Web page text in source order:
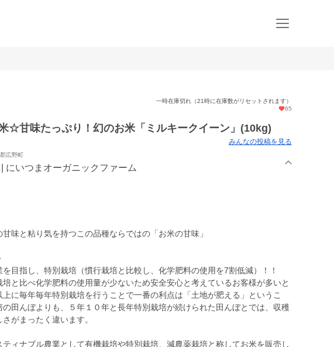
一時在庫切れ（21時に在庫数がリセットされます）
65
☆甘味たっぷり！幻のお米「ミルキークイーン」(10kg)
みんなの投稿を見る
広野町
にいつまオーガニックファーム
味と粘り気を持つこの品種ならではの「お米の甘味」
目指し、特別栽培（慣行栽培と比較し、化学肥料の使用を7割低減）！！
と比べ化学肥料の使用量が少ないため安全安心と考えているお客様が多いと
に毎年毎年特別栽培を行うことで一番の利点は「土地が肥える」というこ
の田んぼよりも、５年１０年と長年特別栽培が続けられた田んぼとでは、収穫
がまったく違います。
ティナブル農業として有機栽培や特別栽培、減農薬栽培と称してお米を販売し